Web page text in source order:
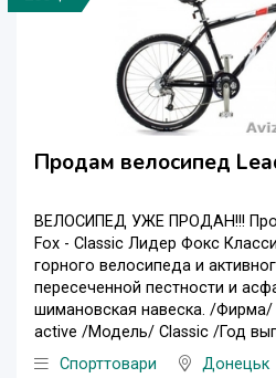
Продам велосипед
ВЕЛОСИПЕД УЖЕ ПРОДАН!!!
Fox - Classic Лидер Фокс
горного велосипеда и
пересеченной пестности и
шимановская навеска. /Фирма/
active /Модель/ Classic /Год
Спорттовари
Донецьк